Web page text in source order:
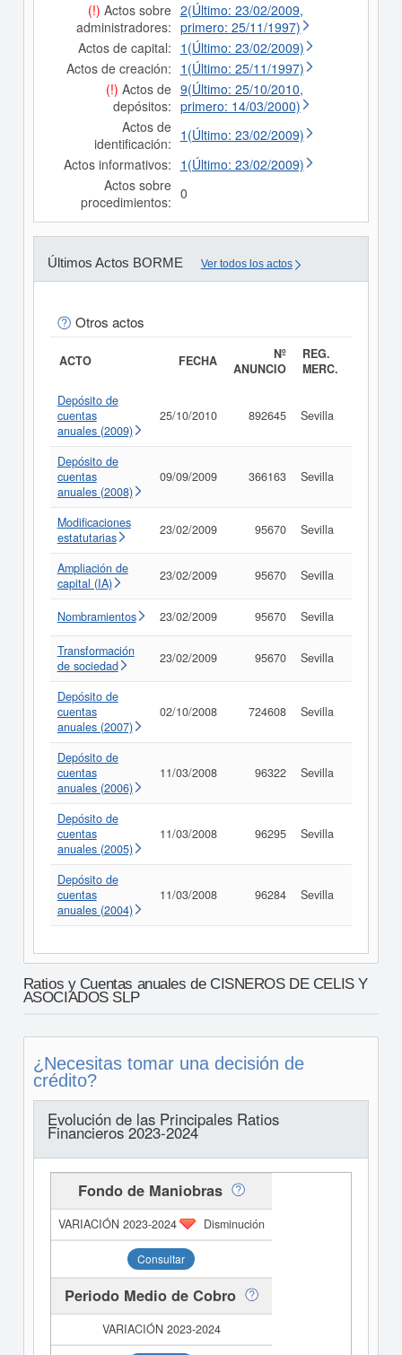
(!) Actos sobre
administradores:
2(Último: 23/02/2009,
primero: 25/11/1997)
Actos de capital: 1(Último: 23/02/2009)
Actos de creación: 1(Último: 25/11/1997)
(!) Actos de
depósitos:
9(Último: 25/10/2010,
primero: 14/03/2000)
Actos de
identificación: 1(Último: 23/02/2009)
Actos informativos: 1(Último: 23/02/2009)
Actos sobre
procedimientos: 0
Últimos Actos BORME Ver todos los actos
Otros actos
ACTO FECHA
Nº
ANUNCIO
REG.
MERC.
Depósito de
cuentas
anuales (2009)
25/10/2010 892645 Sevilla
Depósito de
cuentas
anuales (2008)
09/09/2009 366163 Sevilla
Modificaciones
estatutarias
23/02/2009 95670 Sevilla
Ampliación de
capital (IA)
23/02/2009 95670 Sevilla
Nombramientos 23/02/2009 95670 Sevilla
Transformación
de sociedad
23/02/2009 95670 Sevilla
Depósito de
cuentas
anuales (2007)
02/10/2008 724608 Sevilla
Depósito de
cuentas
anuales (2006)
11/03/2008 96322 Sevilla
Depósito de
cuentas
anuales (2005)
11/03/2008 96295 Sevilla
Depósito de
cuentas
anuales (2004)
11/03/2008 96284 Sevilla
Ratios y Cuentas anuales de CISNEROS DE CELIS Y
ASOCIADOS SLP
¿Necesitas tomar una decisión de
crédito?
Evolución de las Principales Ratios
Financieros 2023-2024
Fondo de Maniobras
Disminución
Consultar
Periodo Medio de Cobro